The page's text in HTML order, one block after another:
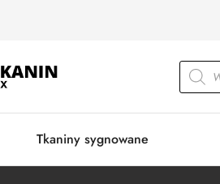
Tkaniny sygnowane